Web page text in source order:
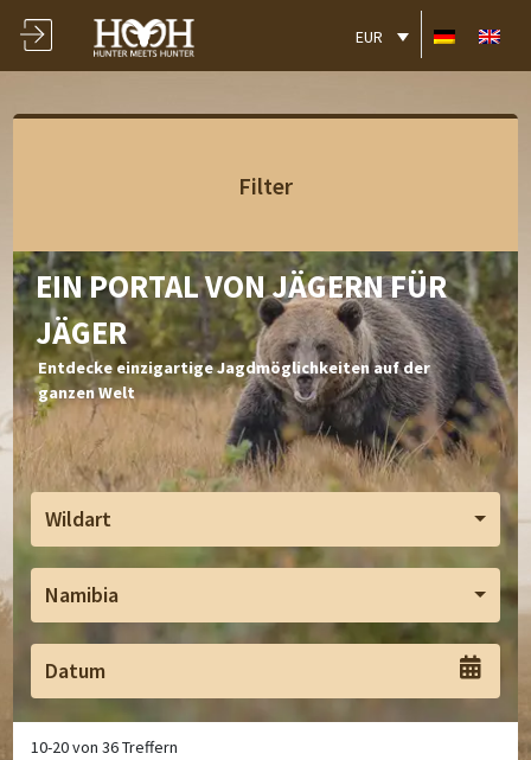
EUR
Filter
EIN PORTAL VON JÄGERN FÜR
JÄGER
Entdecke einzigartige Jagdmöglichkeiten auf der
ganzen Welt
Wildart
Namibia
10-20von36Treffern